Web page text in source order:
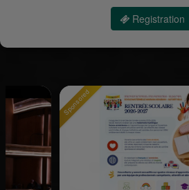
Registration